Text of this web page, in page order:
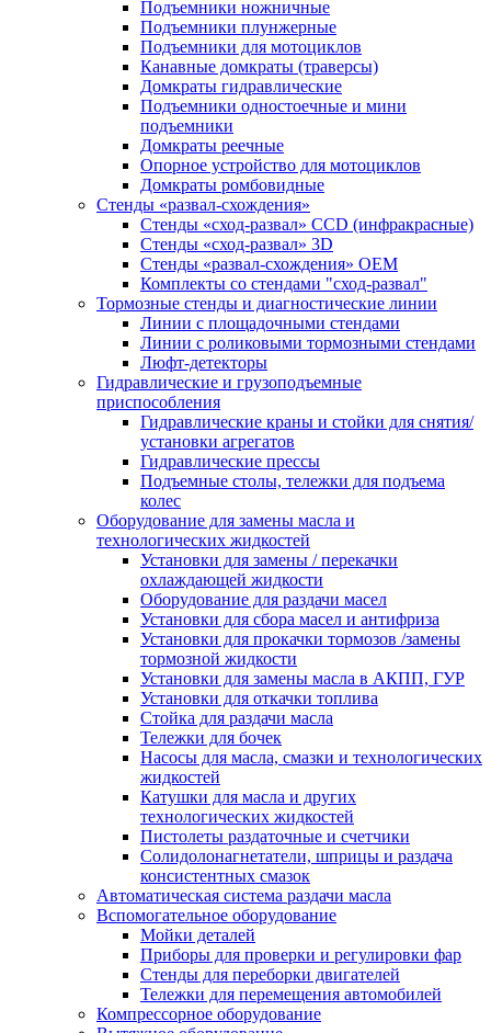
Подъемники ножничные
Подъемники плунжерные
Подъемники для мотоциклов
Канавные домкраты (траверсы)
Домкраты гидравлические
Подъемники одностоечные и мини
подъемники
Домкраты реечные
Опорное устройство для мотоциклов
Домкраты ромбовидные
Стенды «развал-схождения»
Стенды «сход-развал» CCD (инфракрасные)
Стенды «сход-развал» 3D
Стенды «развал-схождения» ОЕМ
Комплекты со стендами "сход-развал"
Тормозные стенды и диагностические линии
Линии с площадочными стендами
Линии с роликовыми тормозными стендами
Люфт-детекторы
Гидравлические и грузоподъемные
приспособления
Гидравлические краны и стойки для снятия/
установки агрегатов
Гидравлические прессы
Подъемные столы, тележки для подъема
колес
Оборудование для замены масла и
технологических жидкостей
Установки для замены / перекачки
охлаждающей жидкости
Оборудование для раздачи масел
Установки для сбора масел и антифриза
Установки для прокачки тормозов /замены
тормозной жидкости
Установки для замены масла в АКПП, ГУР
Установки для откачки топлива
Стойка для раздачи масла
Тележки для бочек
Насосы для масла, смазки и технологических
жидкостей
Катушки для масла и других
технологических жидкостей
Пистолеты раздаточные и счетчики
Солидолонагнетатели, шприцы и раздача
консистентных смазок
Автоматическая система раздачи масла
Вспомогательное оборудование
Мойки деталей
Приборы для проверки и регулировки фар
Стенды для переборки двигателей
Тележки для перемещения автомобилей
Компрессорное оборудование